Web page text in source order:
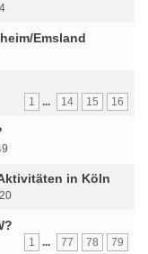
Emsland
1 ... 14 15 16
in Köln
1 ... 77 78 79